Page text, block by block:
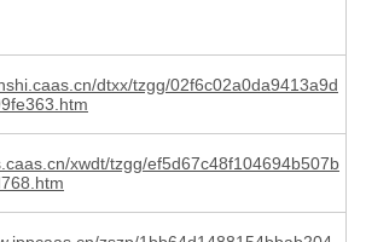
dtxx/tzgg/02f6c02a0da9413a9d
xwdt/tzgg/ef5d67c48f104694b507b